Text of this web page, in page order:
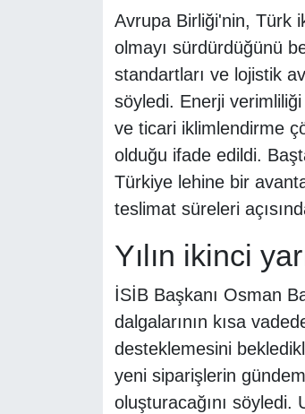
Avrupa Birliği'nin, Türk
olmayı sürdürdüğünü
standartları ve lojistik
söyledi. Enerji
ve ticari iklimlendirme
olduğu ifade edildi.
Türkiye lehine bir
teslimat süreleri
Yılın ikinci
İSİB Başkanı Osman
dalgalarının kısa
desteklemesini
yeni siparişlerin
oluşturacağını söyledi.